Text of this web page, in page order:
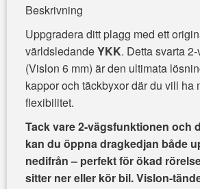
Beskrivning
Uppgradera ditt plagg med ett
världsledandeYKK. Detta svarta
(Vislon 6 mm) är den ultimata
kappor och täckbyxor där du vill ha
flexibilitet.
Tack vare2-vägsfunktionen och
kan du öppna dragkedjan både
nedifrån – perfekt för ökad
sitter ner eller kör bil. Vislon-